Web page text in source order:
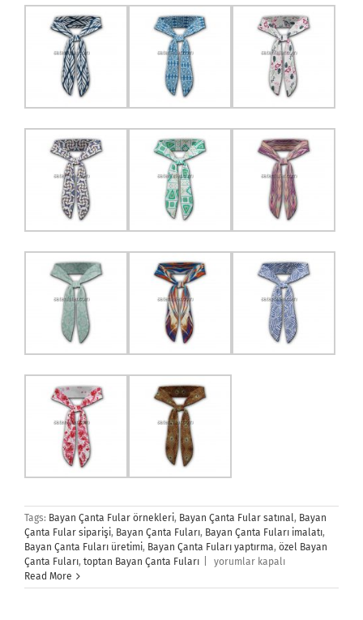
Tags: Bayan Çanta Fular örnekleri, Bayan Çanta Fular satınal, Bayan
Çanta Fular siparişi, Bayan Çanta Fuları, Bayan Çanta Fuları imalatı,
Bayan Çanta Fuları üretimi, Bayan Çanta Fuları yaptırma, özel Bayan
Çanta Fuları, toptan Bayan Çanta Fuları
Bayan
Fuları
yorumlar kapalı
Read More